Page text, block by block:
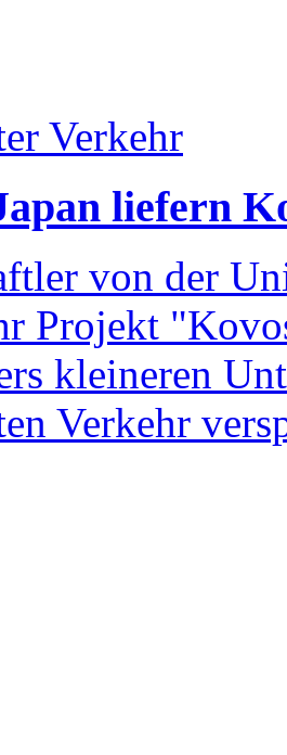
Verkehr
liefern
von der
Projekt
kleineren
Verkehr